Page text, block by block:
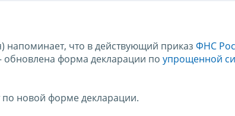
напоминает, что в действующий приказ ФНС
форма декларации по упрощенной
по новой форме декларации.